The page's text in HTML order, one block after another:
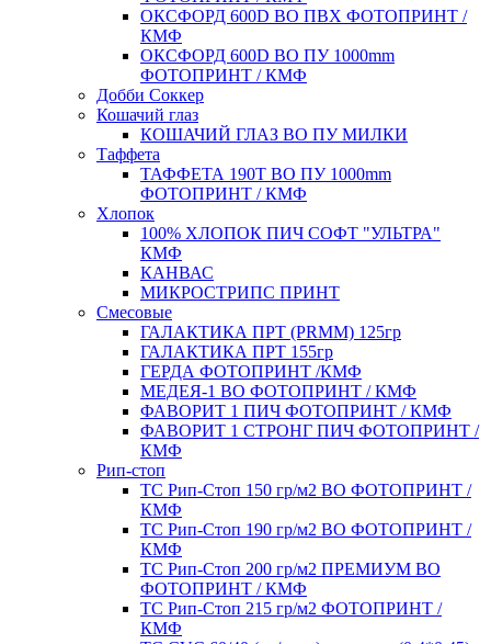
ОКСФОРД 600D ВО ПВХ ФОТОПРИНТ /
КМФ
ОКСФОРД 600D ВО ПУ 1000mm
ФОТОПРИНТ / КМФ
Добби Соккер
Кошачий глаз
КОШАЧИЙ ГЛАЗ ВО ПУ МИЛКИ
Таффета
ТАФФЕТА 190T ВО ПУ 1000mm
ФОТОПРИНТ / КМФ
Хлопок
100% ХЛОПОК ПИЧ СОФТ "УЛЬТРА"
КМФ
КАНВАС
МИКРОСТРИПС ПРИНТ
Смесовые
ГАЛАКТИКА ПРТ (PRMM) 125гр
ГАЛАКТИКА ПРТ 155гр
ГЕРДА ФОТОПРИНТ /КМФ
МЕДЕЯ-1 ВО ФОТОПРИНТ / КМФ
ФАВОРИТ 1 ПИЧ ФОТОПРИНТ / КМФ
ФАВОРИТ 1 СТРОНГ ПИЧ ФОТОПРИНТ /
КМФ
Рип-стоп
TC Рип-Стоп 150 гр/м2 ВО ФОТОПРИНТ /
КМФ
TC Рип-Стоп 190 гр/м2 ВО ФОТОПРИНТ /
КМФ
TC Рип-Стоп 200 гр/м2 ПРЕМИУМ ВО
ФОТОПРИНТ / КМФ
TC Рип-Стоп 215 гр/м2 ФОТОПРИНТ /
КМФ